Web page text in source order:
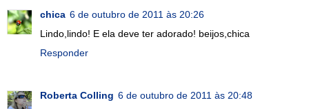
chica 6 de outubro de 2011 às 20:26
Lindo,lindo! E ela deve ter adorado! beijos,chica
Responder
Roberta Colling 6 de outubro de 2011 às 20:48